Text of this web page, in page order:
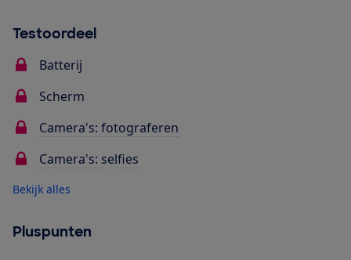
Testoordeel
Batterij
Scherm
Camera's: fotograferen
Camera's: selfies
Bekijk alles
Pluspunten